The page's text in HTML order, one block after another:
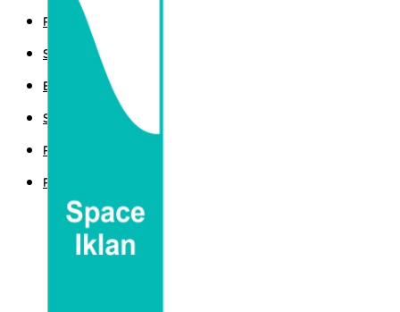
POLITIK
SPORT
EKBIS
SAINTEK
PEMERINTAHAN
PARLEMEN